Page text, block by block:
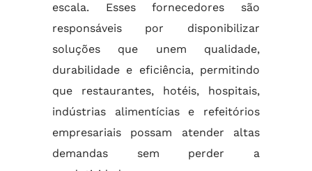
escala. Esses fornecedores são
responsáveis por disponibilizar
soluções que unem qualidade,
durabilidade e eficiência, permitindo
que restaurantes, hotéis, hospitais,
indústrias alimentícias e refeitórios
empresariais possam atender altas
demandas sem perder a